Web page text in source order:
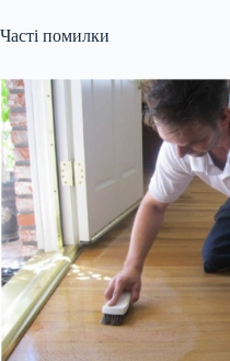
Часті помилки